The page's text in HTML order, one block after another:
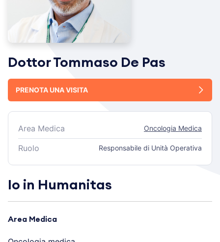
Dottor Tommaso De Pas
PRENOTA UNA VISITA
Area Medica Oncologia Medica
Ruolo Responsabile di Unità Operativa
Io in Humanitas
Area Medica